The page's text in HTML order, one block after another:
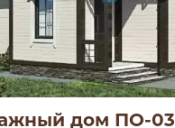
дом ПО-03